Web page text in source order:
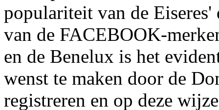
populariteit van de Eiseres'
van de FACEBOOK-
en de Benelux is het
wenst te maken door de
registreren en op deze